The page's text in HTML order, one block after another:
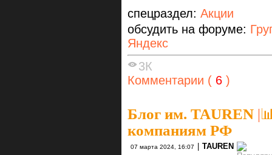
спецраздел: Акции
обсудить на форуме:
Яндекс
3К
Комментарии ( 6 )
Блог им. TAUREN |
компаниям РФ
07 марта 2024, 16:07 TAUREN